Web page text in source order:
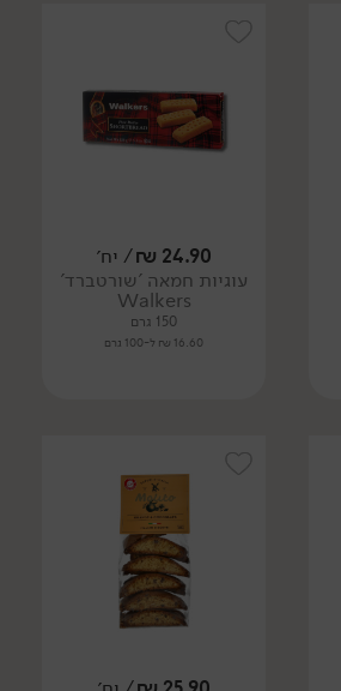
24.90
₪/ יח׳
עוגיות חמאה 'שורטברד'
Walkers
150 גרם
16.60 ₪ ל-100 גרם